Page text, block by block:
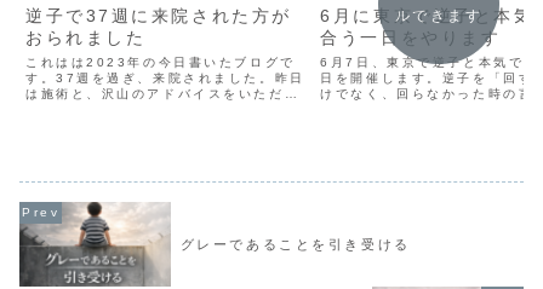
逆子で37週に来院された方が
おられました
これはは2023年の今日書いたブログで
す。37週を過ぎ、来院されました。昨日
は施術と、沢山のアドバイスをいただき
6月に東京で逆子と本気
合う一日をやります
6月7日、東京で逆子と本気で向
日を開催します。逆子を「回す
けでなく、回らなかった時の言
ルできます
グレーであることを引き受ける